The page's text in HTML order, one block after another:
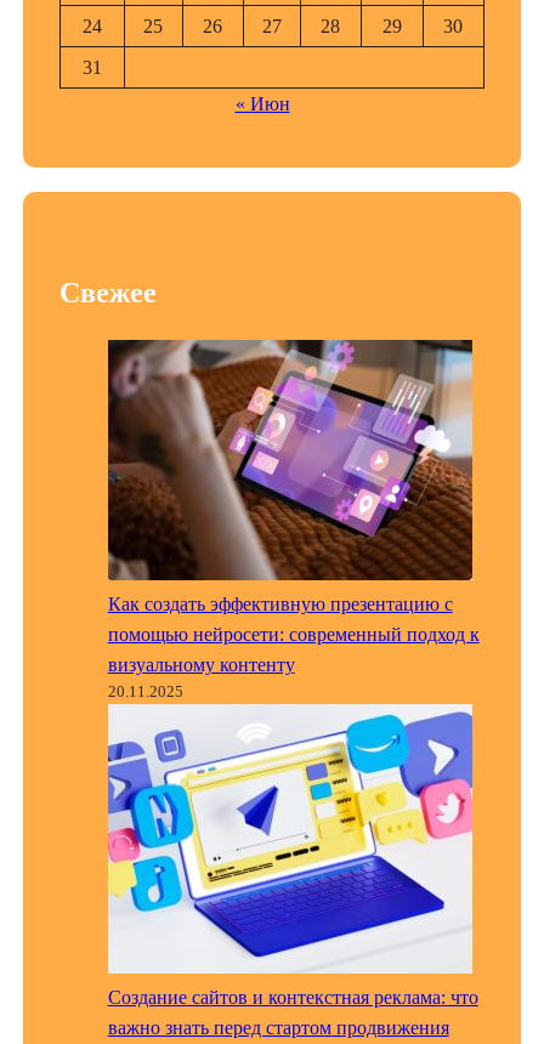
24 25 26 27 28 29
30
31
« Июн
Свежее
Как создать эффективную презентацию с
помощью нейросети: современный подход к
визуальному контенту
20.11.2025
Создание сайтов и контекстная реклама: что
важно знать перед стартом продвижения